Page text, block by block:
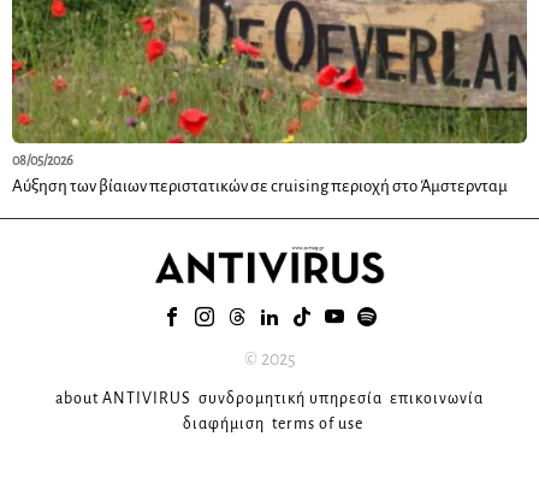
08/05/2026
Αύξηση των βίαιων περιστατικών σε cruising περιοχή στο Άμστερνταμ
© 2025
about ANTIVIRUS συνδρομητική υπηρεσία επικοινωνία
διαφήμιση terms of use